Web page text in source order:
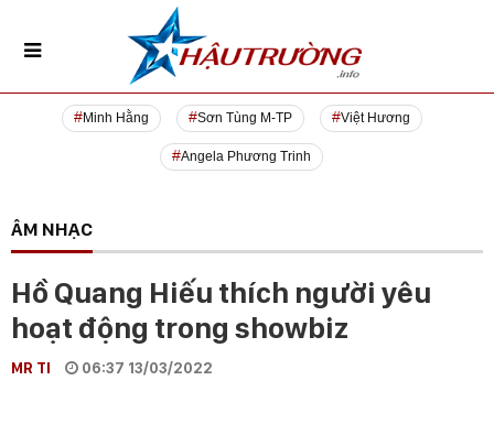
Minh Hằng Sơn Tùng M-TP Việt Hương
Angela Phương Trinh
ÂM NHẠC
Hồ Quang Hiếu thích người yêu
hoạt động trong showbiz
MR TI 06:37 13/03/2022